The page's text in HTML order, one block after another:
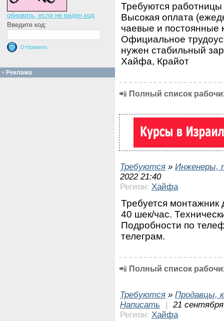
Требуются работницы
Высокая оплата
чаевые и постоянные
Официальное
нужен стабильный
Хайфа, Крайот
📲 Полный список
Требуются » Инженеры,
2022 21:40
Регион: Хайфа
Требуется монтажник
40 шек/час.
Подробности по
телеграм.
📲 Полный список
Требуются » Продавцы,
Написать
|
21
Регион: Хайфа
обновить, если не виден код
Введите код:
Реклама